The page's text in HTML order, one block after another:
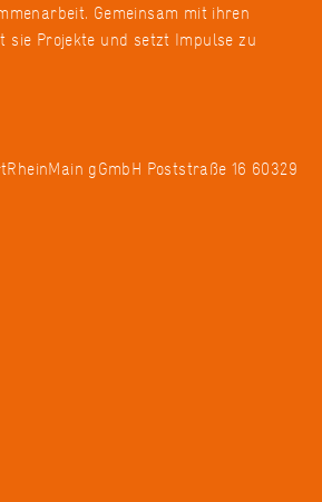
Gemeinsam mit ihren
sie Projekte und setzt Impulse zu
gGmbH Poststraße 16 60329